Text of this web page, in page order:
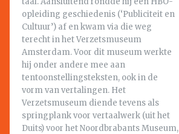
opleiding geschiedenis (‘Publiciteit en
Cultuur’) af en kwam via die weg
terecht in het Verzetsmuseum
Amsterdam. Voor dit museum werkte
hij onder andere mee aan
tentoonstellingsteksten, ook in de
vorm van vertalingen. Het
Verzetsmuseum diende tevens als
springplank voor vertaalwerk (uit het
Duits) voor het Noordbrabants Museum,